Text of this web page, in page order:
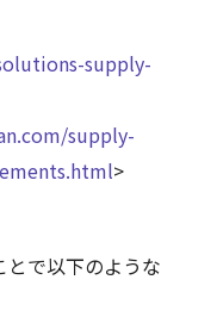
supply-
supply-
>
で以下のような